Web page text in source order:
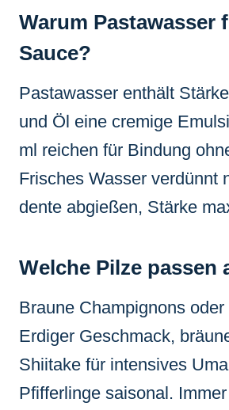
Warum Pastawasser
Sauce?
Pastawasser enthält
und Öl eine cremige
ml reichen für Bindung
Frisches Wasser verdünnt
dente abgießen, Stärke
Welche Pilze passen
Braune Champignons oder
Erdiger Geschmack,
Shiitake für intensives
Pfifferlinge saisonal. Immer